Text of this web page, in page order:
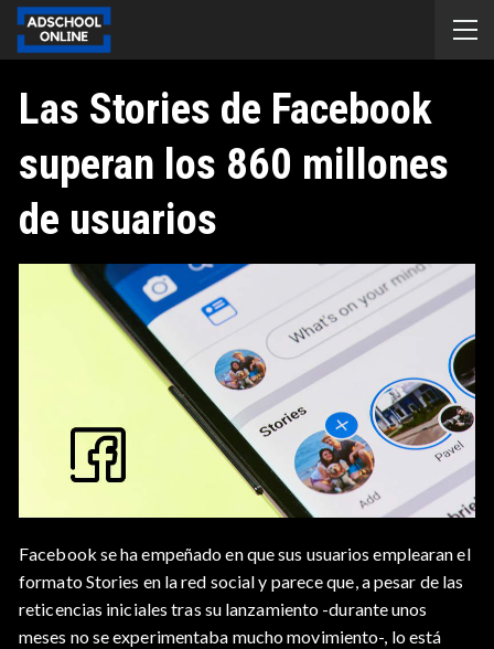
Las Stories de Facebook
superan los 860 millones
de usuarios
Facebook se ha empeñado en que sus usuarios emplearan el
formato Stories en la red social y parece que, a pesar de las
reticencias iniciales tras su lanzamiento -durante unos
meses no se experimentaba mucho movimiento-, lo está